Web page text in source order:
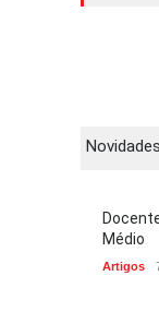
Novidades
Médio
Artigos